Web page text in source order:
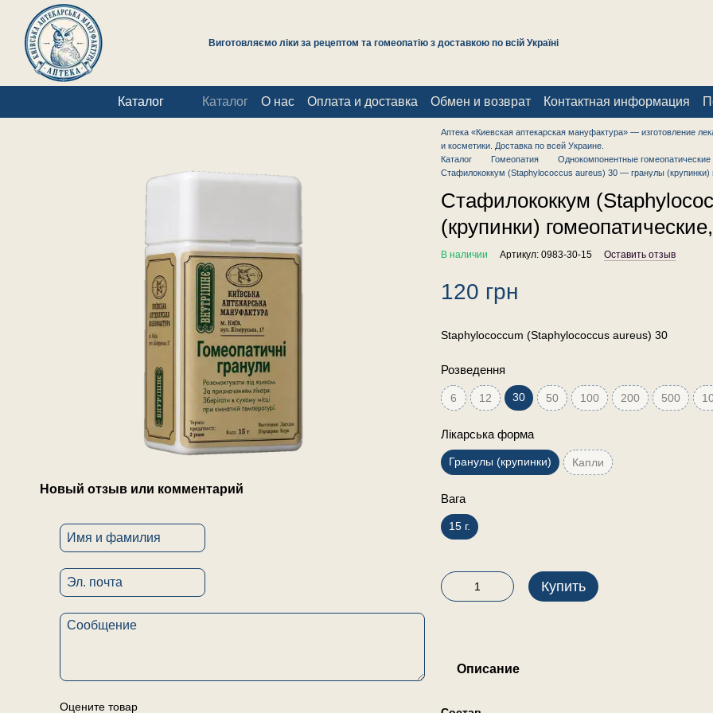
Перейти к основному контенту
Виготовляємо ліки за рецептом та гомеопатію з доставкою по всій Україні
Каталог Каталог О нас Оплата и доставка Обмен и возврат Контактная информация
Новый отзыв или комментарий
Оцените товар
Аптека «Киевская аптекарская мануфактура» — изготовление
и косметики. Доставка по всей Украине.
Каталог
Гомеопатия
Однокомпонентные
Стафилококкум (Staphylococcus aureus) 30 — гранулы (крупинки)
Стафилококкум
(крупинки)
В наличии Артикул: 0983-30-15 Оставить отзыв
120 грн
Staphylococcum (Staphylococcus aureus) 30
Розведення
6 12 30 50 100 200 500
Лікарська форма
Гранулы (крупинки) Капли
Вага
15 г.
Купить
Описание